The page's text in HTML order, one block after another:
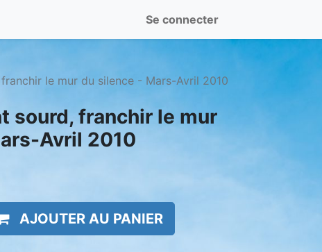
Se connecter
le mur du silence - Mars-Avril 2010
sourd, franchir le mur
Avril 2010
AJOUTER AU PANIER